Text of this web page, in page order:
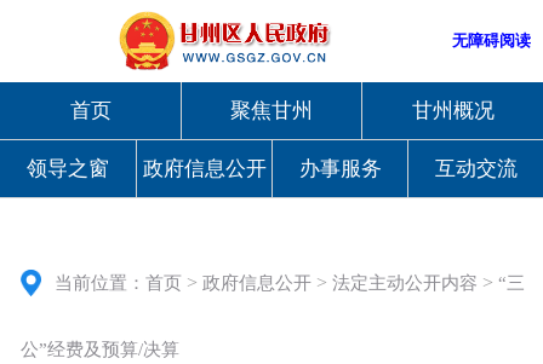
无障碍阅读
首页 聚焦甘州 甘州概况
领导之窗 政府信息公开 办事服务 互动交流
当前位置：首页 >政府信息公开 >法定主动公开内容 >“三
公”经费及预算/决算